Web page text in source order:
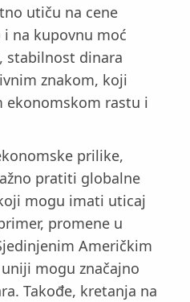
utiču na cene
na kupovnu moć
stabilnost dinara
znakom, koji
ekonomskom rastu i
prilike,
pratiti globalne
mogu imati uticaj
promene u
Američkim
mogu značajno
Takođe, kretanja na